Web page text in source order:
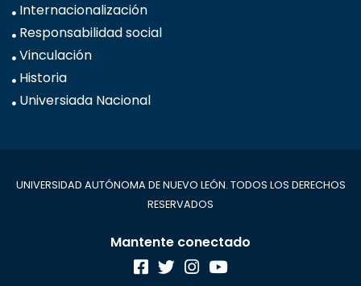
Internacionalización
Responsabilidad social
Vinculación
Historia
Universiada Nacional
UNIVERSIDAD AUTÓNOMA DE NUEVO LEÓN. TODOS LOS DERECHOS
RESERVADOS
Mantente conectado